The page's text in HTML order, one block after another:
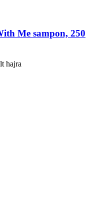
Me sampon, 250
hajra